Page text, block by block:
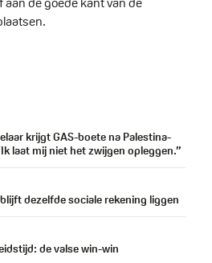
krijgt GAS-boete na Palestina-
laat mij niet het zwijgen opleggen.”
dezelfde sociale rekening liggen
de valse win-win